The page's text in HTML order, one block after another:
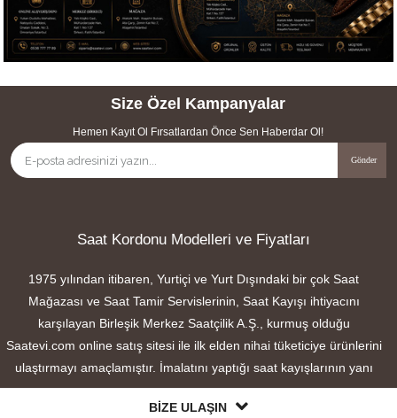
Size Özel Kampanyalar
Hemen Kayıt Ol Fırsatlardan Önce Sen Haberdar Ol!
Gönder
Saat Kordonu Modelleri ve Fiyatları
1975 yılından itibaren, Yurtiçi ve Yurt Dışındaki bir çok Saat
Mağazası ve Saat Tamir Servislerinin, Saat Kayışı ihtiyacını
karşılayan Birleşik Merkez Saatçilik A.Ş., kurmuş olduğu
Saatevi.com online satış sitesi ile ilk elden nihai tüketiciye ürünlerini
ulaştırmayı amaçlamıştır. İmalatını yaptığı saat kayışlarının yanı
sıra, birçok saat markasına uyumlu ithal saat kayışlarını pazarlama
faaliyeti gösteren firmamız, iç ve dış piyasalarda önemli bir yere
BİZE ULAŞIN